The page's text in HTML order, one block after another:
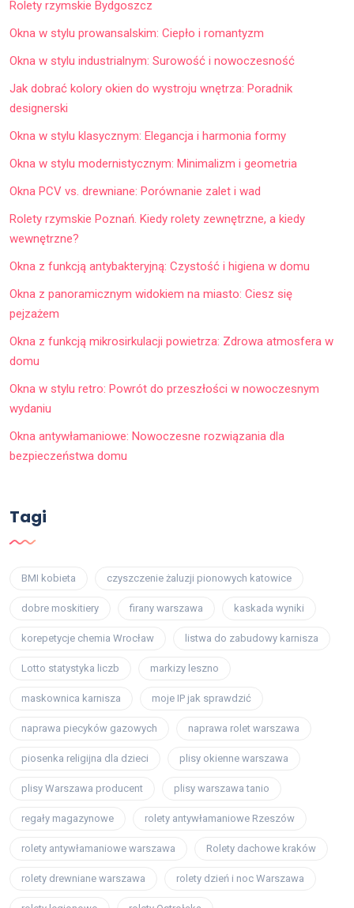
Rolety rzymskie Bydgoszcz
Okna w stylu prowansalskim: Ciepło i romantyzm
Okna w stylu industrialnym: Surowość i nowoczesność
Jak dobrać kolory okien do wystroju wnętrza: Poradnik
designerski
Okna w stylu klasycznym: Elegancja i harmonia formy
Okna w stylu modernistycznym: Minimalizm i geometria
Okna PCV vs. drewniane: Porównanie zalet i wad
Rolety rzymskie Poznań. Kiedy rolety zewnętrzne, a kiedy
wewnętrzne?
Okna z funkcją antybakteryjną: Czystość i higiena w domu
Okna z panoramicznym widokiem na miasto: Ciesz się
pejzażem
Okna z funkcją mikrosirkulacji powietrza: Zdrowa atmosfera w
domu
Okna w stylu retro: Powrót do przeszłości w nowoczesnym
wydaniu
Okna antywłamaniowe: Nowoczesne rozwiązania dla
bezpieczeństwa domu
Tagi
BMI kobieta czyszczenie żaluzji pionowych katowice
dobre moskitiery firany warszawa kaskada wyniki
korepetycje chemia Wrocław listwa do zabudowy karnisza
Lotto statystyka liczb markizy leszno
maskownica karnisza moje IP jak sprawdzić
naprawa piecyków gazowych naprawa rolet warszawa
piosenka religijna dla dzieci plisy okienne warszawa
plisy Warszawa producent plisy warszawa tanio
regały magazynowe rolety antywłamaniowe Rzeszów
rolety antywłamaniowe warszawa Rolety dachowe kraków
rolety drewniane warszawa rolety dzień i noc Warszawa